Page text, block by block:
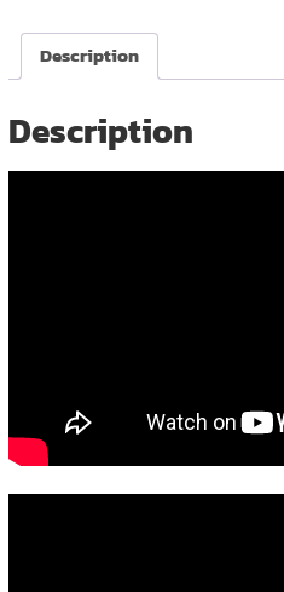
Wireless
Parallel
Laser
7
Description
Description